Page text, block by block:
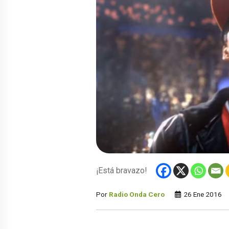
¡Está bravazo!
Por Radio Onda Cero 26 Ene 2016